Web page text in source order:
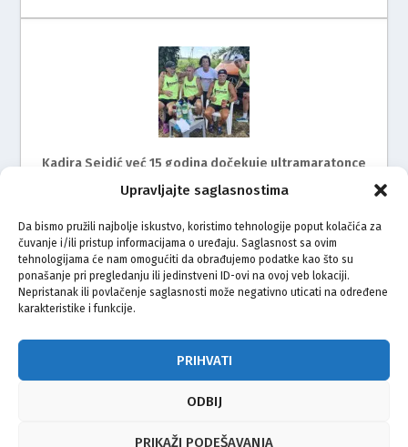
Upravljajte saglasnostima
Da bismo pružili najbolje iskustvo, koristimo tehnologije poput kolačića za
čuvanje i/ili pristup informacijama o uređaju. Saglasnost sa ovim
tehnologijama će nam omogućiti da obrađujemo podatke kao što su
ponašanje pri pregledanju ili jedinstveni ID-ovi na ovoj veb lokaciji.
Nepristanak ili povlačenje saglasnosti može negativno uticati na određene
karakteristike i funkcije.
PRIHVATI
ODBIJ
PRIKAŽI PODEŠAVANJA
Kadira Sejdić već 15 godina dočekuje ultramaratonce
Mimohod za žrtve genocida u Srebrenici i ove godine
na ulicama Rijeke
© Vijeće bošnjačke nacionalne manjine Grada Zagreba 2026